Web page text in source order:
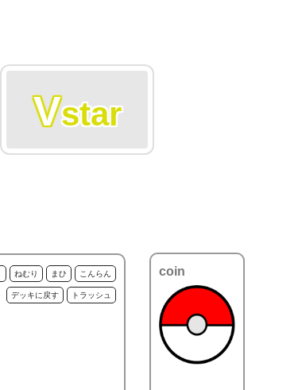
Vstar
ねむり まひ こんらん
デッキに戻す トラッシュ
coin